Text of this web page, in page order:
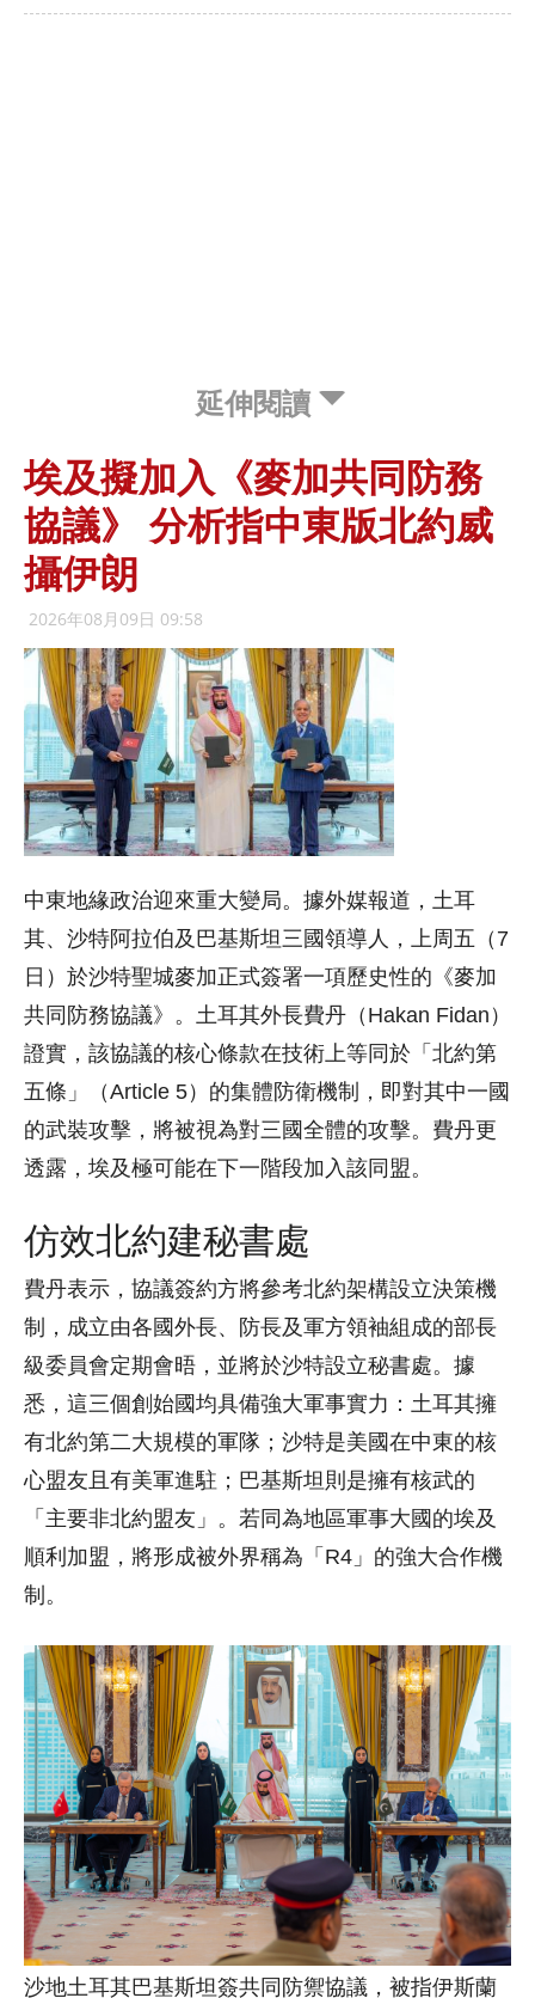
延伸閱讀
埃及擬加入《麥加共同防務
協議》 分析指中東版北約威
攝伊朗
2026年08月09日 09:58
中東地緣政治迎來重大變局。據外媒報道，土耳
其、沙特阿拉伯及巴基斯坦三國領導人，上周五（7
日）於沙特聖城麥加正式簽署一項歷史性的《麥加
共同防務協議》。土耳其外長費丹（Hakan Fidan）
證實，該協議的核心條款在技術上等同於「北約第
五條」（Article 5）的集體防衛機制，即對其中一國
的武裝攻擊，將被視為對三國全體的攻擊。費丹更
透露，埃及極可能在下一階段加入該同盟。
仿效北約建秘書處
費丹表示，協議簽約方將參考北約架構設立決策機
制，成立由各國外長、防長及軍方領袖組成的部長
級委員會定期會晤，並將於沙特設立秘書處。據
悉，這三個創始國均具備強大軍事實力：土耳其擁
有北約第二大規模的軍隊；沙特是美國在中東的核
心盟友且有美軍進駐；巴基斯坦則是擁有核武的
「主要非北約盟友」。若同為地區軍事大國的埃及
順利加盟，將形成被外界稱為「R4」的強大合作機
制。
沙地土耳其巴基斯坦簽共同防禦協議，被指伊斯蘭